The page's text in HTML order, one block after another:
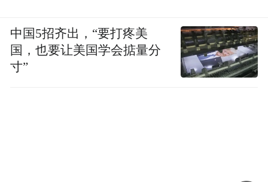
中国5招齐出，“要打疼美
国，也要让美国学会掂量分
寸”